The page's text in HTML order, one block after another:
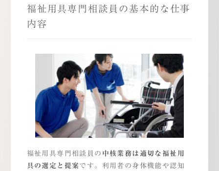
福祉用具専門相談員の基本的な仕事
内容
福祉用具専門相談員の 中核業務は適切な福祉用
具の選定と提案です。利用者の身体機能や認知